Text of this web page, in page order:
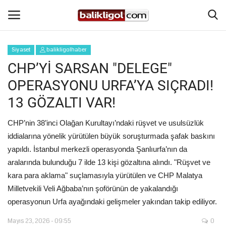
Giriş Yap
Anasayfa
Magazin
Şanlıurfa
Eğitim
Spor
Siyaset balikligolhaber
CHP’Yİ SARSAN "DELEGE"
OPERASYONU URFA’YA SIÇRADI!
13 GÖZALTI VAR!
CHP’nin 38’inci Olağan Kurultayı’ndaki rüşvet ve usulsüzlük
iddialarına yönelik yürütülen büyük soruşturmada şafak baskını
yapıldı. İstanbul merkezli operasyonda Şanlıurfa’nın da
aralarında bulunduğu 7 ilde 13 kişi gözaltına alındı. "Rüşvet ve
kara para aklama" suçlamasıyla yürütülen ve CHP Malatya
Milletvekili Veli Ağbaba’nın şoförünün de yakalandığı
operasyonun Urfa ayağındaki gelişmeler yakından takip ediliyor.
Mayıs 23, 2026 - 09:55 0